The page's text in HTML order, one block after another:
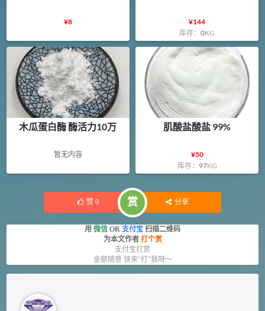
¥8 ¥144
库存：0KG
木瓜蛋白酶 酶活力10万
暂无内容
肌酸盐酸盐 99%
¥50
库存： 97KG
赞 0 赏 分享
用 微信 OR 支付宝 扫描二维码
为本文作者 打个赏
支付宝打赏
金额随意 快来“打”我呀～